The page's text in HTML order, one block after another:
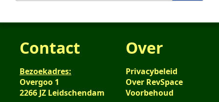
Contact
Bezoekadres:
Overgoo 1
2266 JZ Leidschendam
Over
Privacybeleid
Over RevSpace
Voorbehoud